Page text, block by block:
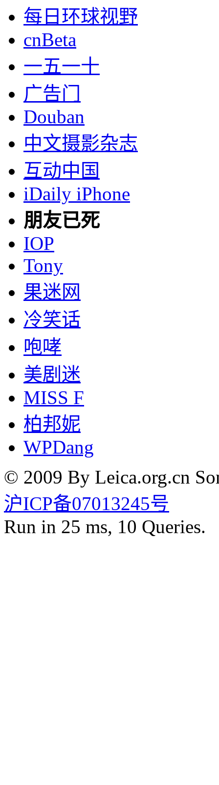
每日环球视野
cnBeta
一五一十
广告门
Douban
中文摄影杂志
互动中国
iDaily iPhone
朋友已死
IOP
Tony
果迷网
冷笑话
咆哮
美剧迷
MISS F
柏邦妮
WPDang
© 2009 By Leica.org.cn
沪ICP备07013245号
Run in 25 ms, 10 Queries.